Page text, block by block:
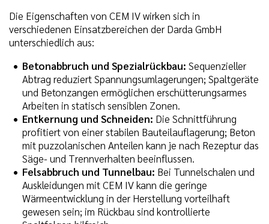
Die Eigenschaften von CEM IV wirken sich in
verschiedenen Einsatzbereichen der Darda GmbH
unterschiedlich aus:
Betonabbruch und Spezialrückbau: Sequenzieller
Abtrag reduziert Spannungsumlagerungen; Spaltgeräte
und Betonzangen ermöglichen erschütterungsarmes
Arbeiten in statisch sensiblen Zonen.
Entkernung und Schneiden: Die Schnittführung
profitiert von einer stabilen Bauteilauflagerung; Beton
mit puzzolanischen Anteilen kann je nach Rezeptur das
Säge- und Trennverhalten beeinflussen.
Felsabbruch und Tunnelbau: Bei Tunnelschalen und
Auskleidungen mit CEM IV kann die geringe
Wärmeentwicklung in der Herstellung vorteilhaft
gewesen sein; im Rückbau sind kontrollierte